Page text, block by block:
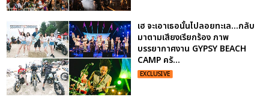
เฮ จะเอาเธอนั้นไปลอยทะเล...กลับ
มาตามเสียงเรียกร้อง ภาพ
บรรยากาศงาน GYPSY BEACH
CAMP ครั...
EXCLUSIVE